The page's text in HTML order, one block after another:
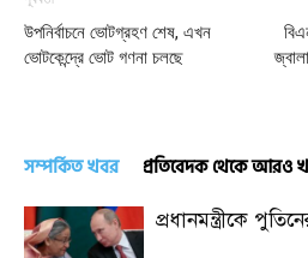
উপনির্বাচনে ভোটগ্রহণ শেষ, এখন
ভোটকেন্দ্রে ভোট গণনা চলছে
সম্পর্কিত খবর প্রতিবেদক থেকে আরও
প্রধানমন্ত্রীকে